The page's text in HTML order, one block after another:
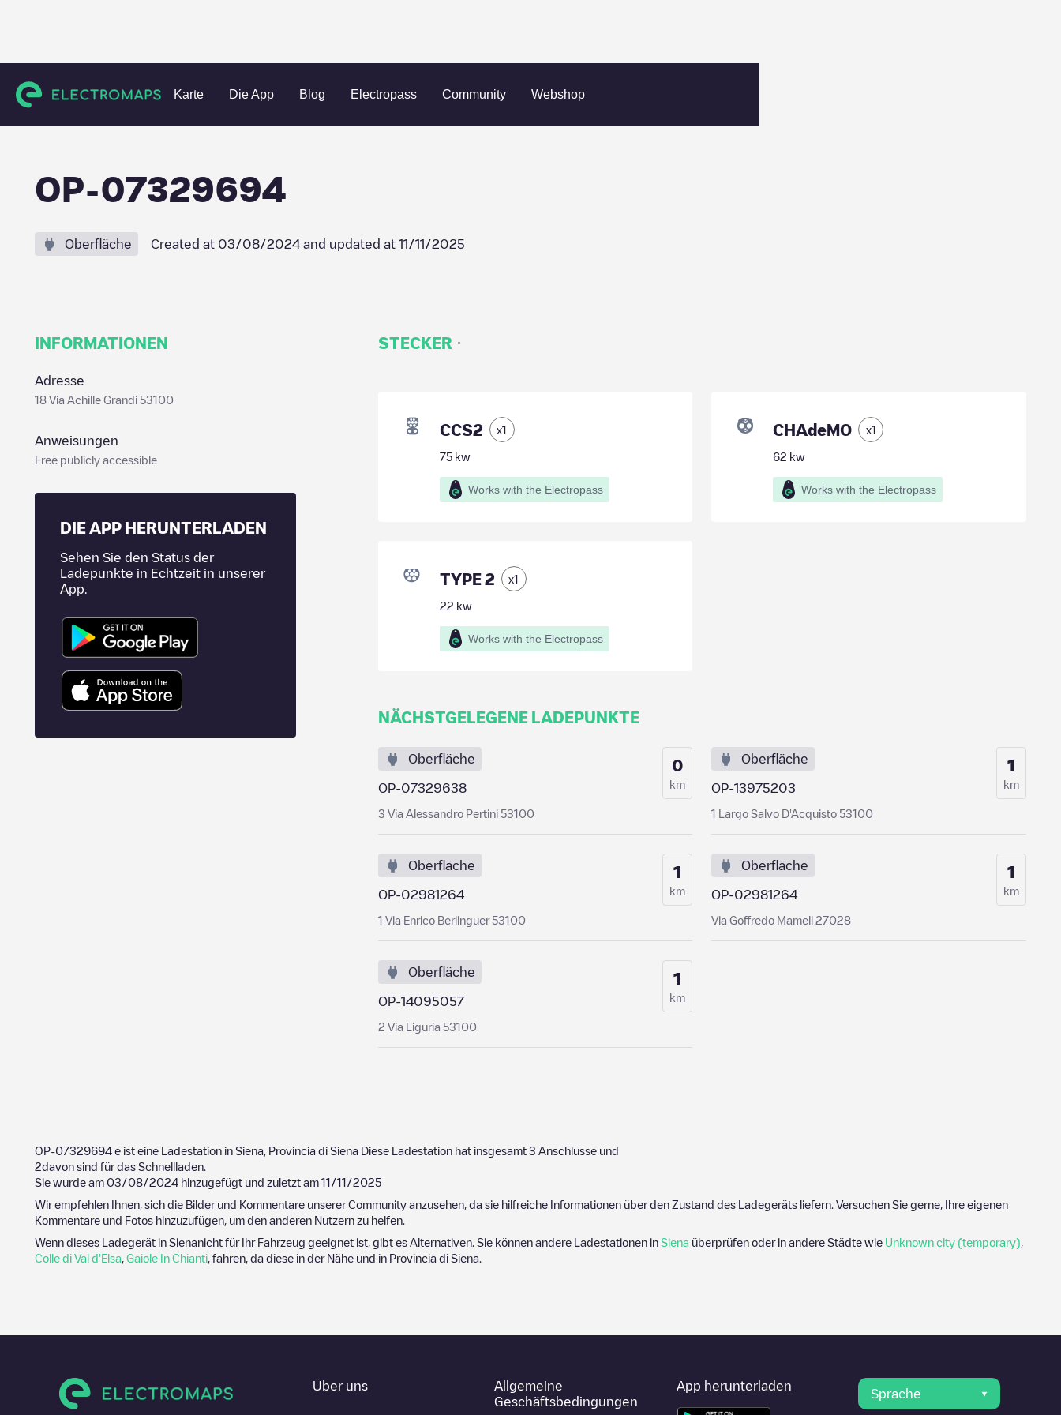
Karte Die App Blog Electropass Community Webshop
Charging stations Italien Provincia di Siena Siena OP-07329694
OP-07329694
Oberfläche Created at 03/08/2024 and updated at 11/11/2025
INFORMATIONEN
Adresse
18 Via Achille Grandi 53100
Anweisungen
Free publicly accessible
DIE APP HERUNTERLADEN
Sehen Sie den Status der
Ladepunkte in Echtzeit in unserer
App.
STECKER ·
CCS2 x1
75kw
Works with the Electropass
CHAdeMO x1
62 kw
Works with the Electropass
TYPE 2 x1
22 kw
Works with the Electropass
NÄCHSTGELEGENE LADEPUNKTE
Oberfläche
OP-07329638
3 Via Alessandro Pertini 53100
0
km
Oberfläche
OP-13975203
1 Largo Salvo D'Acquisto 53100
1
km
Oberfläche
OP-02981264
1 Via Enrico Berlinguer 53100
1
km
Oberfläche
OP-02981264
Via Goffredo Mameli 27028
1
km
Oberfläche
OP-14095057
2 Via Liguria 53100
1
km
OP-07329694 e ist eine Ladestation in Siena Provincia di Siena Diese Ladestation hat insgesamt 3 Anschlüsse und
2davon sind für das Schnellladen.
Sie wurde am 03/08/2024 hinzugefügt und zuletzt am 11/11/2025
Wir empfehlen Ihnen, sich die Bilder und Kommentare unserer Community anzusehen, da sie hilfreiche Informationen über den Zustand des Ladegeräts liefern. Versuchen Sie gerne, Ihre eigenen
Kommentare und Fotos hinzuzufügen, um den anderen Nutzern zu helfen.
Wenn dieses Ladegerät in Sienanicht für Ihr Fahrzeug geeignet ist, gibt es Alternativen. Sie können andere Ladestationen in Siena überprüfen oder in andere Städte wie Unknown city (temporary)
Colle di Val d'Elsa Gaiole In Chianti , fahren, da diese in der Nähe und in Provincia di Siena
Über uns
Allgemeine
Geschäftsbedingungen
App herunterladen
Sprache